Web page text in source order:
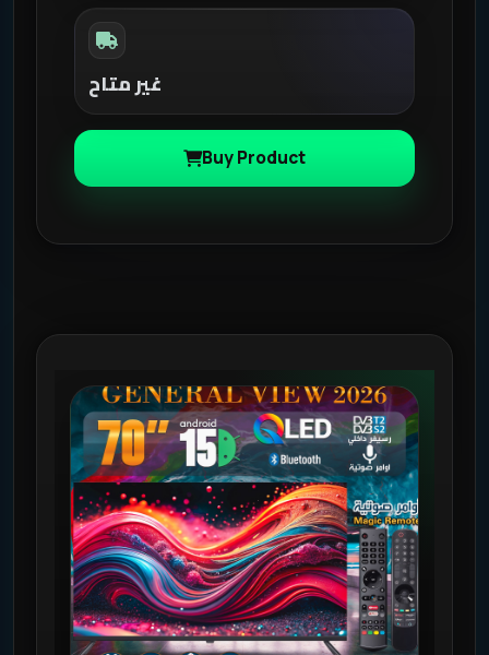
غير متاح
Buy Product